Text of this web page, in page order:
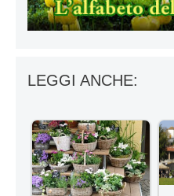
LEGGI ANCHE: